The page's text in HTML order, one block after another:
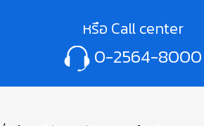
หรือ Call center
0-2564-8000